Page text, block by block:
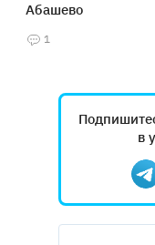
Абашево
1
в